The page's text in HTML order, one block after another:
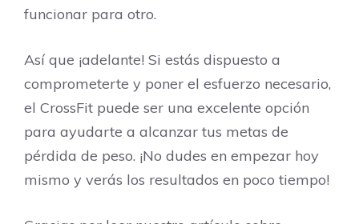
funcionar para otro.
Así que ¡adelante! Si estás dispuesto a
comprometerte y poner el esfuerzo necesario,
el CrossFit puede ser una excelente opción
para ayudarte a alcanzar tus metas de
pérdida de peso. ¡No dudes en empezar hoy
mismo y verás los resultados en poco tiempo!